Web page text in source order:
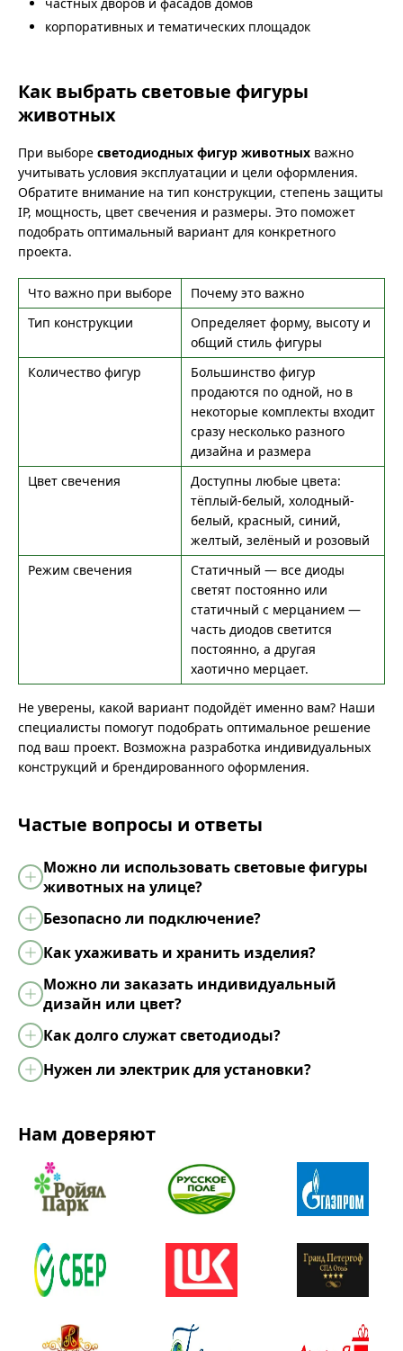
корпоративных и тематических площадок
Как выбрать световые фигуры
животных
При выборе светодиодных фигур животных важно
учитывать условия эксплуатации и цели оформления.
Обратите внимание на тип конструкции, степень защиты
IP, мощность, цвет свечения и размеры. Это поможет
подобрать оптимальный вариант для конкретного
проекта.
Что важно при выборе
Почему это важно
Тип конструкции
Определяет форму, высоту и
общий стиль фигуры
Количество фигур
Большинство фигур
продаются по одной, но в
некоторые комплекты входит
сразу несколько разного
дизайна и размера
Цвет свечения
Доступны любые цвета:
тёплый-белый, холодный-
белый, красный, синий,
желтый, зелёный и розовый
Режим свечения
Статичный — все диоды
светят постоянно или
статичный с мерцанием —
часть диодов светится
постоянно, а другая
хаотично мерцает.
Не уверены, какой вариант подойдёт именно вам? Наши
специалисты помогут подобрать оптимальное решение
под ваш проект. Возможна разработка индивидуальных
конструкций и брендированного оформления.
Частые вопросы и ответы
Можно ли использовать световые фигуры
животных на улице?
Безопасно ли подключение?
Как ухаживать и хранить изделия?
Можно ли заказать индивидуальный
дизайн или цвет?
Как долго служат светодиоды?
Нужен ли электрик для установки?
Нам доверяют